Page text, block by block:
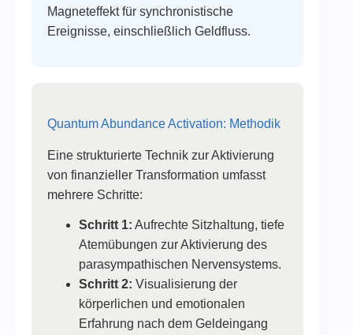
Magneteffekt für synchronistische
Ereignisse, einschließlich Geldfluss.
Quantum Abundance Activation: Methodik
Eine strukturierte Technik zur Aktivierung
von finanzieller Transformation umfasst
mehrere Schritte:
Schritt 1: Aufrechte Sitzhaltung, tiefe
Atemübungen zur Aktivierung des
parasympathischen Nervensystems.
Schritt 2: Visualisierung der
körperlichen und emotionalen
Erfahrung nach dem Geldeingang